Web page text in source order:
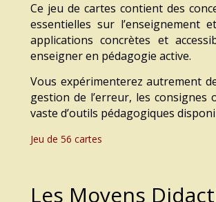
Ce jeu de cartes contient des
essentielles sur
applications concrètes et
enseigner en pédagogie active.
Vous expérimenterez autrement
gestion de l’erreur, les consignes
vaste d’outils pédagogiques
Jeu de 56 cartes
Les Moyens